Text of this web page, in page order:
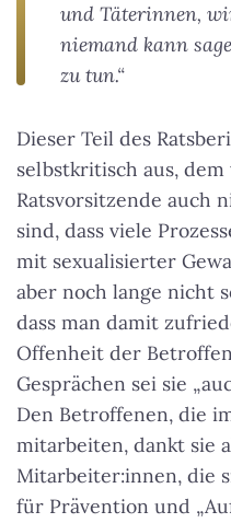
und Täterinnen,
niemand kann
zu tun.“
Dieser Teil des
selbstkritisch aus,
Ratsvorsitzende auch
sind, dass viele
mit sexualisierter
aber noch lange nicht
dass man damit
Offenheit der
Gesprächen sei sie
Den Betroffenen, die
mitarbeiten, dankt sie
Mitarbeiter:innen, die
für Prävention und